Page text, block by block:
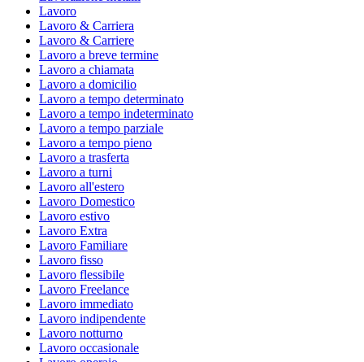
Lavoro
Lavoro & Carriera
Lavoro & Carriere
Lavoro a breve termine
Lavoro a chiamata
Lavoro a domicilio
Lavoro a tempo determinato
Lavoro a tempo indeterminato
Lavoro a tempo parziale
Lavoro a tempo pieno
Lavoro a trasferta
Lavoro a turni
Lavoro all'estero
Lavoro Domestico
Lavoro estivo
Lavoro Extra
Lavoro Familiare
Lavoro fisso
Lavoro flessibile
Lavoro Freelance
Lavoro immediato
Lavoro indipendente
Lavoro notturno
Lavoro occasionale